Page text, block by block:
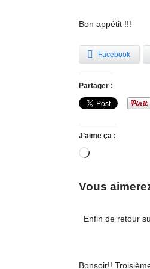
Bon appétit !!!
Facebook
Partager :
J’aime ça :
Chargement…
Vous
Enfin de retour
Bonsoir!!